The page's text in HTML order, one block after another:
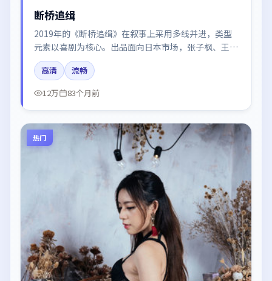
断桥追缉
2019年的《断桥追缉》在叙事上采用多线并进，类型
元素以喜剧为核心。出品面向日本市场，张子枫、王
凯、朱一龙所饰角色推动关键反转，结尾留白引发讨
论。
高清
流畅
12万
83个月前
热门